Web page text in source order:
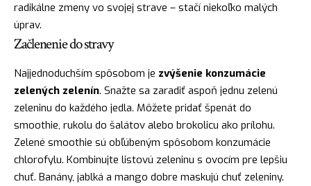
radikálne zmeny vo svojej strave – stačí niekoľko malých
úprav.
Začlenenie do stravy
Najjednoduchším spôsobom je zvýšenie konzumácie
zelených zelenín. Snažte sa zaradiť aspoň jednu zelenú
zeleninu do každého jedla. Môžete pridať špenát do
smoothie, rukolu do šalátov alebo brokolicu ako prílohu.
Zelené smoothie sú obľúbeným spôsobom konzumácie
chlorofylu. Kombinujte listovú zeleninu s ovocím pre lepšiu
chuť. Banány, jablká a mango dobre maskujú chuť zeleniny.